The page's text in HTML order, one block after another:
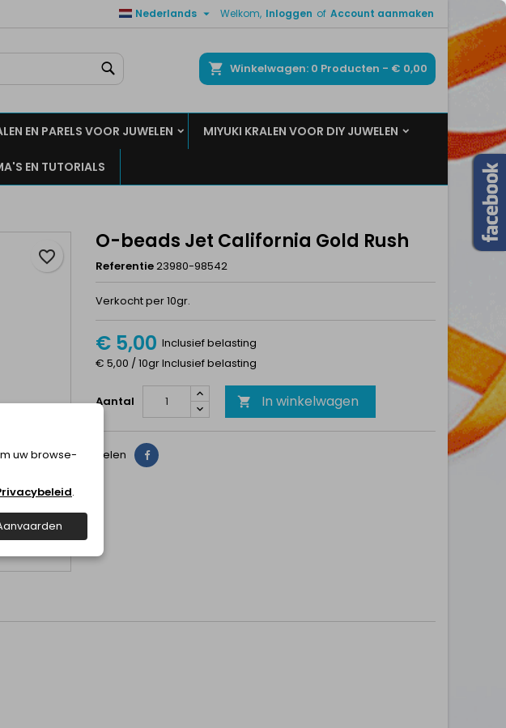
Welkom, Inloggen of Account aanmaken
Nederlands 
Winkelwagen 0 Producten - € 0,00
EN PARELS VOOR JUWELEN MIYUKI KRALEN VOOR DIY JUWELEN
EN TUTORIALS
O-beads Jet California Gold Rush
Referentie23980-98542
Verkocht per 10gr.
€ 5,00 Inclusief belasting
€ 5,00 / 10gr Inclusief belasting
Aantal  In winkelwagen
favorite_border
Delen Delen
op te slaan.
Annuleren Inloggen
uw browse-
.